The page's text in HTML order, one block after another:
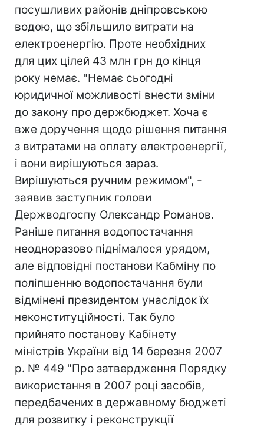
посушливих районів дніпровською
водою, що збільшило витрати на
електроенергію. Проте необхідних
для цих цілей 43 млн грн до кінця
року немає. "Немає сьогодні
юридичної можливості внести зміни
до закону про держбюджет. Хоча є
вже доручення щодо рішення питання
з витратами на оплату електроенергії,
і вони вирішуються зараз.
Вирішуються ручним режимом", -
заявив заступник голови
Держводгоспу Олександр Романов.
Раніше питання водопостачання
неодноразово піднімалося урядом,
але відповідні постанови Кабміну по
поліпшенню водопостачання були
відмінені президентом унаслідок їх
неконституційності. Так було
прийнято постанову Кабінету
міністрів України від 14 березня 2007
р. № 449 "Про затвердження Порядку
використання в 2007 році засобів,
передбачених в державному бюджеті
для розвитку і реконструкції